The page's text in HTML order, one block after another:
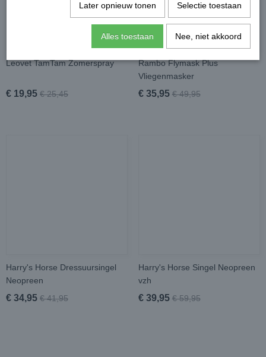
Leovet TamTam Zomerspray
€ 19,95 € 25,45
Rambo Flymask Plus
Vliegenmasker
€ 35,95 € 49,95
Harry's Horse Dressuursingel
Neopreen
€ 34,95 € 41,95
Harry's Horse Singel Neopreen
vzh
€ 39,95 € 59,95
Later opnieuw tonen Selectie toestaan
Alles toestaan Nee, niet akkoord